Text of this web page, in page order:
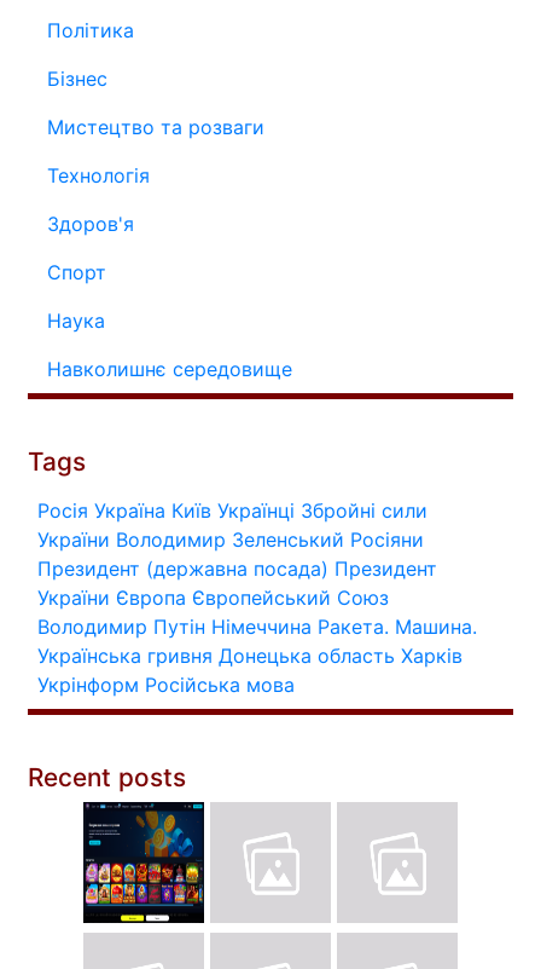
Політика
Бізнес
Мистецтво та розваги
Технологія
Здоров'я
Спорт
Наука
Навколишнє середовище
Tags
Росія Україна Київ Українці Збройні сили
України Володимир Зеленський Росіяни
Президент (державна посада) Президент
України Європа Європейський Союз
Володимир Путін Німеччина Ракета. Машина.
Українська гривня Донецька область Харків
Укрінформ Російська мова
Recent posts